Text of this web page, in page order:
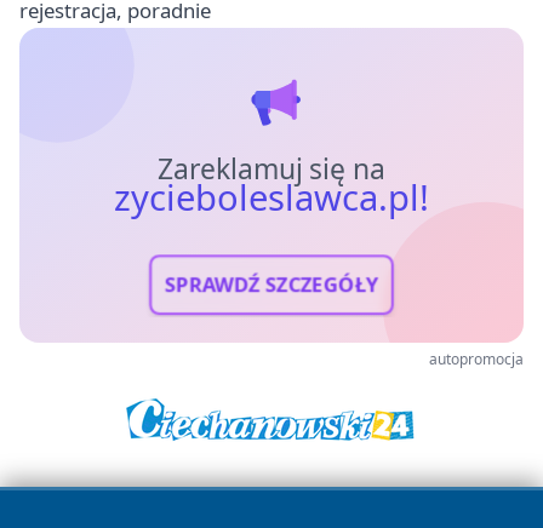
rejestracja, poradnie
Zareklamuj się na
zycieboleslawca.pl!
SPRAWDŹ SZCZEGÓŁY
autopromocja